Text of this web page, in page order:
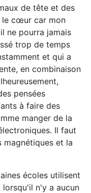
de tête et des
le cœur car mon
ne pourra jamais
trop de temps
et qui a
en combinaison
pensées
à faire des
manger de la
Il faut
magnétiques et la
écoles utilisent
n'y a aucun